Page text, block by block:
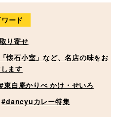
ード
り寄せ
懐石小室」など、名店の味をお
ます
#東白庵かりべ かけ・せいろ
#dancyuカレー特集